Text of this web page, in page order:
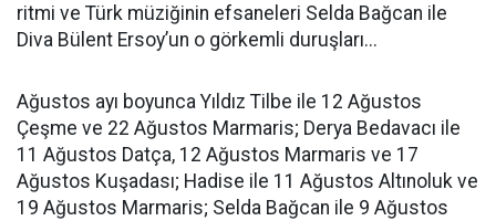
ritmi ve Türk müziğinin efsaneleri Selda Bağcan ile
Diva Bülent Ersoy’un o görkemli duruşları...
Ağustos ayı boyunca Yıldız Tilbe ile 12 Ağustos
Çeşme ve 22 Ağustos Marmaris; Derya Bedavacı ile
11 Ağustos Datça, 12 Ağustos Marmaris ve 17
Ağustos Kuşadası; Hadise ile 11 Ağustos Altınoluk ve
19 Ağustos Marmaris; Selda Bağcan ile 9 Ağustos